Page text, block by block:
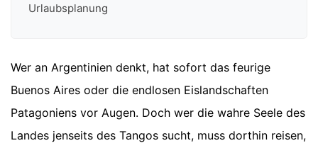
Urlaubsplanung
Wer an Argentinien denkt, hat sofort das feurige
Buenos Aires oder die endlosen Eislandschaften
Patagoniens vor Augen. Doch wer die wahre Seele des
Landes jenseits des Tangos sucht, muss dorthin reisen,